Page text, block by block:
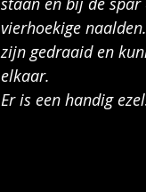
vierhoekige
zijn gedraaid en
elkaar.
Er is een handig